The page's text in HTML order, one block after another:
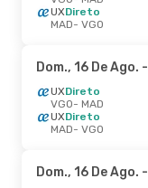
UXDireto
MAD- VGO
Dom., 16 De Ago.
UXDireto
VGO- MAD
UXDireto
MAD- VGO
Dom., 16 De Ago.